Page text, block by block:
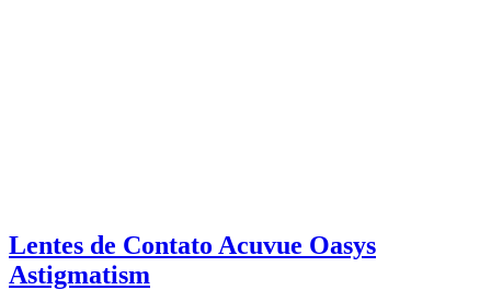
Lentes de Contato Acuvue Oasys
Astigmatism